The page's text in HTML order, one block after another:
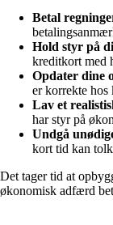
Betal
Hold styr på
kreditkort med
Opdater dine
er korrekte hos
Lav et
har styr på
Undgå
kort tid kan
Det tager tid at
økonomisk adfærd